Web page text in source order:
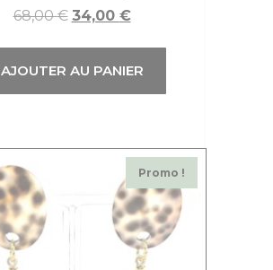
68,00€ 34,00 €
AJOUTER AU PANIER
Promo !